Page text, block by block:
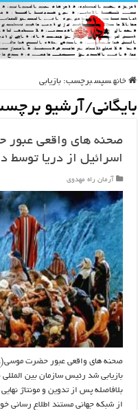
خانه سپس برچسب: بازیابی
بایگانی/آرشیو
صحنه های واقعی
اسرائیل از دریا توسط
آرمان راه مهدوی
صحنه های واقعی عبور حضرت
بازیابی شد رئیس سازمان بین
بلافاصله پس از تدوین و مونتاژ
از شبکه جهانی مستند اطلاع